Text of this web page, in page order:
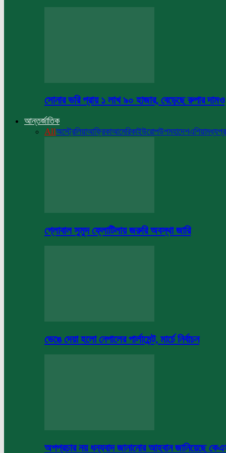
সোনার ভরি প্রায় ১ লাখ ৯০ হাজার, বেড়েছে রুপার দামও
আন্তর্জাতিক
Allঅস্ট্রেলিয়াআফ্রিকাআমেরিকাইউরোপউপমহাদেশএশিয়া
গ্লোবাল সুমুদ ফ্লোটিলায় জরুরি অবস্থা জারি
ভেঙে দেয়া হলো নেপালের পার্লামেন্ট, মার্চে নির্বাচন
অপপ্রচার নয় ধন্যবাদ জানানোর আহবান জানিয়েছে